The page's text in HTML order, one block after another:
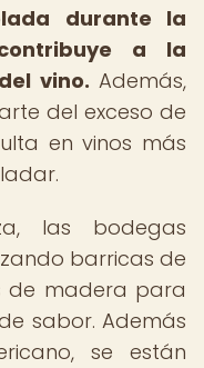
durante la
a la
vino. Además,
del exceso de
en vinos más
las bodegas
barricas de
de madera para
sabor. Además
se están